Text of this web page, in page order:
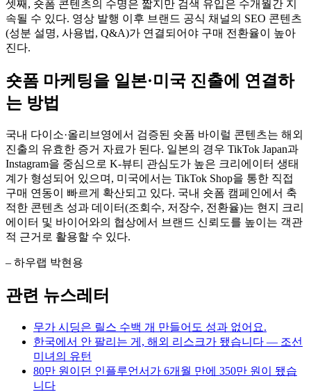
셋째, 숏폼 콘텐츠의 수명은 짧지만 검색 유입은 수개월간 지
속될 수 있다. 영상 발행 이후 브랜드 공식 채널의 SEO 콘텐츠
(성분 설명, 사용법, Q&A)가 연결되어야 구매 전환율이 높아
진다.
숏폼 마케팅을 일본·미국 진출에 연결하
는 방법
국내 다이소·올리브영에서 검증된 숏폼 바이럴 콘텐츠는 해외
진출의 유효한 증거 자료가 된다. 일본의 경우 TikTok Japan과
Instagram을 중심으로 K-뷰티 관심도가 높은 크리에이터 생태
계가 형성되어 있으며, 미국에서는 TikTok Shop을 통한 직접
구매 연동이 빠르게 확산되고 있다. 국내 숏폼 캠페인에서 축
적한 콘텐츠 성과 데이터(조회수, 저장수, 전환율)는 현지 크리
에이터 및 바이어와의 협상에서 브랜드 신뢰도를 높이는 객관
적 근거로 활용할 수 있다.
– 하우랩 박현용
관련 뉴스레터
무가 시딩은 릴스 수백 개 만들어도 성과 없어요.
한국에서 안 팔리는 게, 해외 리스크가 됐습니다 — 조선
미녀의 유턴
80만 원이던 인플루언서가 6개월 만에 350만 원이 됐습
니다